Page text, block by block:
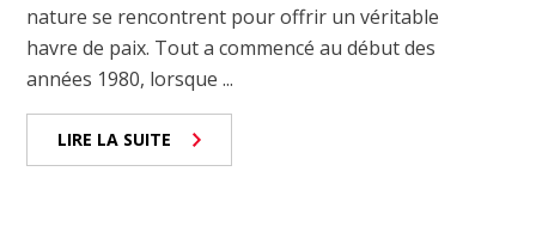
nature se rencontrent pour offrir un véritable
havre de paix. Tout a commencé au début des
années 1980, lorsque ...
LIRE LA SUITE